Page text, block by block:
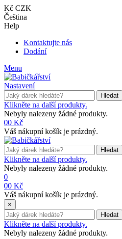
Kč CZK
Čeština
Help
Kontaktujte nás
Dodání
Menu
Nastavení
Hledat
Klikněte na další produkty.
Nebyly nalezeny žádné produkty.
00 Kč
Váš nákupní košík je prázdný.
Hledat
Klikněte na další produkty.
Nebyly nalezeny žádné produkty.
0
00 Kč
Váš nákupní košík je prázdný.
×
Hledat
Klikněte na další produkty.
Nebyly nalezeny žádné produkty.